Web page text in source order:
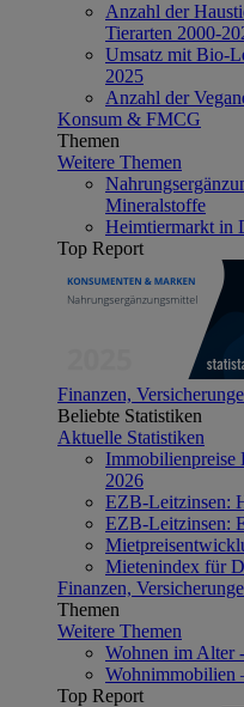
Anzahl der
Tierarten 2000-
Umsatz mit Bio-
2025
Anzahl der
Konsum & FMCG
Themen
Weitere Themen
Mineralstoffe
Heimtiermarkt in
Top Report
Finanzen,
Beliebte Statistiken
Aktuelle Statistiken
Immobilienpreise
2026
EZB-Leitzinsen:
EZB-Leitzinsen:
Mietenindex für
Finanzen,
Themen
Weitere Themen
Wohnen im Alter
Wohnimmobilien
Top Report